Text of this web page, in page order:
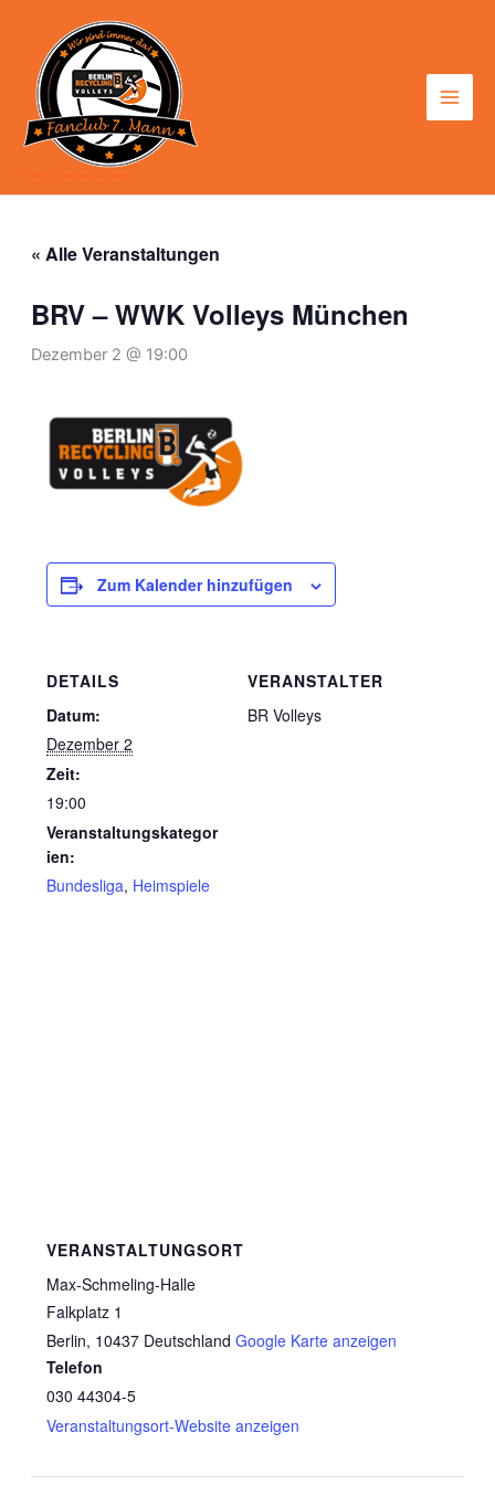
springen
« Alle Veranstaltungen
BRV – WWK Volleys München
Dezember 2 @ 19:00
Zum Kalender hinzufügen
DETAILS
Datum:
Dezember 2
Zeit:
19:00
Veranstaltungskategor
ien:
Bundesliga, Heimspiele
VERANSTALTER
BR Volleys
VERANSTALTUNGSORT
Max-Schmeling-Halle
Falkplatz 1
Berlin, 10437 Deutschland Google Karte anzeigen
Telefon
030 44304-5
Veranstaltungsort-Website anzeigen